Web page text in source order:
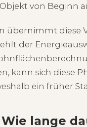
von Beginn
übernimmt diese
der
kann sich diese
ein früher
Wie lange